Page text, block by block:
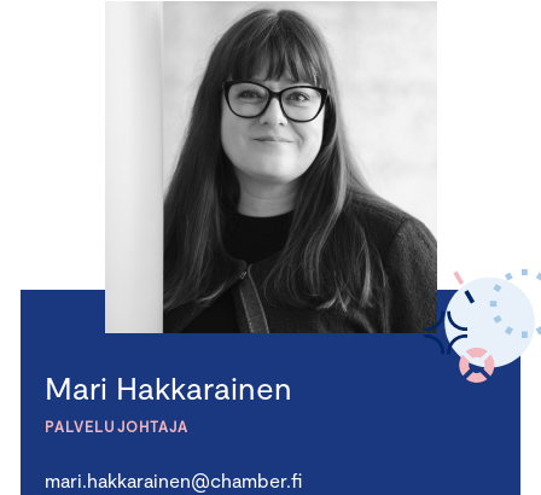
Mari Hakkarainen
PALVELUJOHTAJA
mari.hakkarainen@chamber.fi